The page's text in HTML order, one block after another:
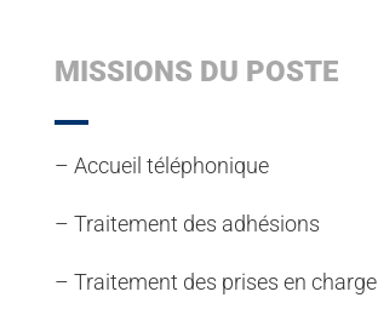
MISSIONS DU POSTE
– Accueil téléphonique
– Traitement des adhésions
– Traitement des prises en charge